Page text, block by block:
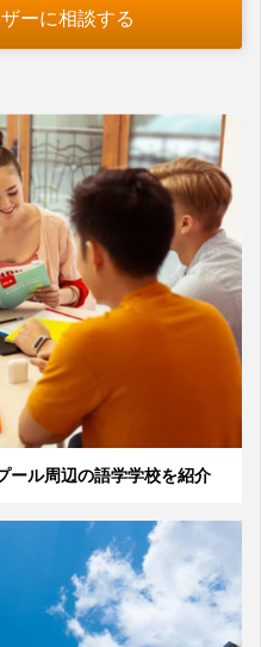
ーに相談する
ール周辺の語学学校を紹介